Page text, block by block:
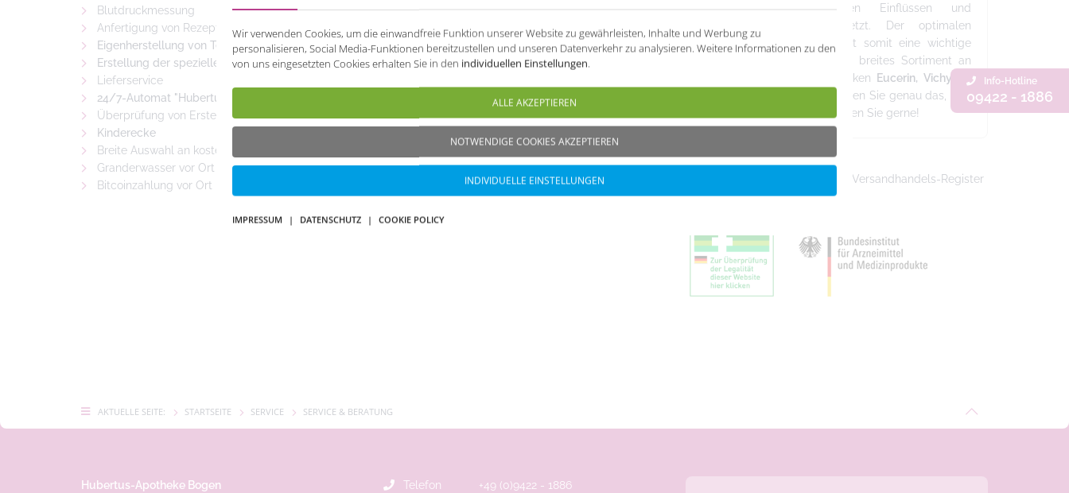
Info-Hotline
09422 - 1886
Blutdruckmessung
Anfertigung von Rezepturen aller Art
Eigenherstellung von Tees und Heilkräutermischungen
Erstellung der speziellen Spagyrik-Mischungen
Lieferservice
24/7-Automat "Hubertus 2 Go"
Überprüfung von Erste-Hilfe-Schränkchen, Hausapotheke, KfZ-Verbandskasten und Reiseapotheke
Kinderecke
Breite Auswahl an kostenfreien Gesundheitsmagazinen
Granderwasser vor Ort
Bitcoinzahlung vor Ort
Die Haut ist täglichen Einflüssen und
Beanspruchungen ausgesetzt. Der optimalen
Pflege unserer Haut kommt somit eine wichtige
Bedeutung zu. Durch unser breites Sortiment an
Kosmetikprodukten der Marken
Eucerin, Vichy, La
finden Sie genau das, was
Ihre Haut benötigt. Wir beraten Sie gerne!
Wir sind als Versandhändler im Versandhandels-Register
des BfArM registriert:
AKTUELLE SEITE: STARTSEITE SERVICE SERVICE & BERATUNG
Hubertus-Apotheke Bogen
Telefon
+49 (0)9422 - 1886
Wir verwenden Cookies, um die einwandfreie Funktion unserer Website zu gewährleisten, Inhalte und Werbung zu
personalisieren, Social Media-Funktionen bereitzustellen und unseren Datenverkehr zu analysieren. Weitere Informationen zu den
von uns eingesetzten Cookies erhalten Sie in den individuellen Einstellungen.
ALLE AKZEPTIEREN
NOTWENDIGE COOKIES AKZEPTIEREN
IMPRESSUM | DATENSCHUTZ | COOKIE POLICY
INDIVIDUELLE EINSTELLUNGEN